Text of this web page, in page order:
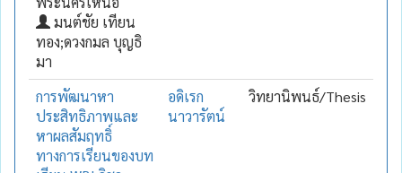
มนต์ชัย เทียน
ทอง;ดวงกมล บุญธิ
มา
การพัฒนาหา
ประสิทธิภาพและ
หาผลสัมฤทธิ์
ทางการเรียนของบท
อดิเรก
นาวารัตน์
วิทยานิพนธ์/Thesis